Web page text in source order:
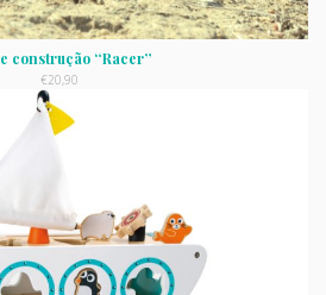
construção “Racer”
€20,90